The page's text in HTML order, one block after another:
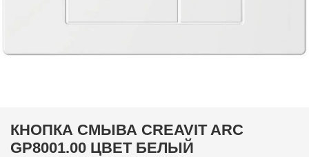
КНОПКА СМЫВА CREAVIT ARC
GP8001.00 ЦВЕТ БЕЛЫЙ